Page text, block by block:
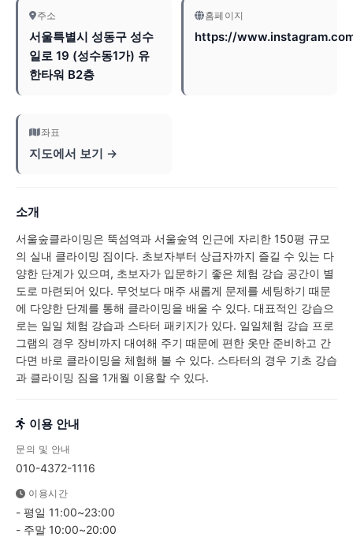
주소
서울특별시 성동구 성수
일로 19 (성수동1가) 유
한타워 B2층
홈페이지
https://
좌표
지도에서 보기 →
소개
서울숲클라이밍은 뚝섬역과 서울숲역 인근에 자리한 150평 규모
의 실내 클라이밍 짐이다. 초보자부터 상급자까지 즐길 수 있는 다
양한 단계가 있으며, 초보자가 입문하기 좋은 체험 강습 공간이 별
도로 마련되어 있다. 무엇보다 매주 새롭게 문제를 세팅하기 때문
에 다양한 단계를 통해 클라이밍을 배울 수 있다. 대표적인 강습으
로는 일일 체험 강습과 스타터 패키지가 있다. 일일체험 강습 프로
그램의 경우 장비까지 대여해 주기 때문에 편한 옷만 준비하고 간
다면 바로 클라이밍을 체험해 볼 수 있다. 스타터의 경우 기초 강습
과 클라이밍 짐을 1개월 이용할 수 있다.
이용 안내
문의 및 안내
010-4372-1116
이용시간
- 평일 11:00~23:00
- 주말 10:00~20:00